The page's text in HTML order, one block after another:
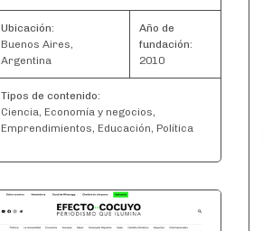
Ubicación:
Buenos Aires,
Argentina
Año de
fundación:
2010
Tipos de contenido:
Ciencia, Economía y negocios,
Emprendimientos, Educación, Política